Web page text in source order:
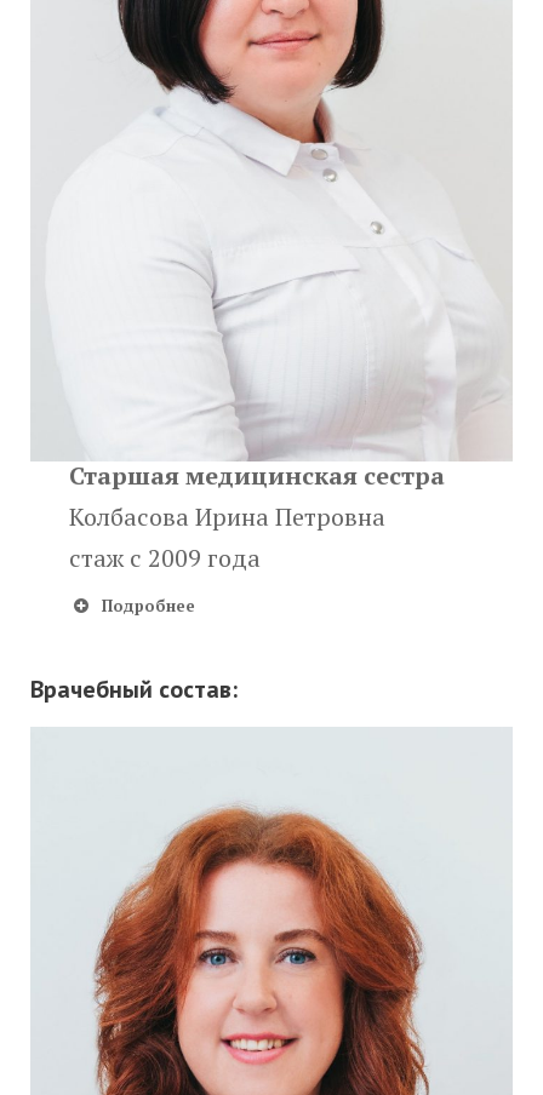
Старшая медицинская сестра
Колбасова Ирина Петровна
стаж с 2009 года
Подробнее
Врачебный состав: